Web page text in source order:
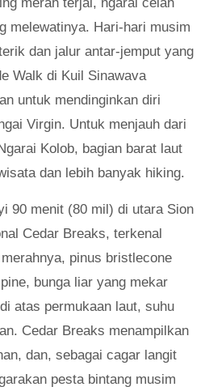
melewatinya. Hari-hari musim
dan jalur antar-jemput yang
Walk di Kuil Sinawava
untuk mendinginkan diri
Virgin. Untuk menjauh dari
Kolob, bagian barat laut
dan lebih banyak hiking.
90 menit (80 mil) di utara Sion
Cedar Breaks, terkenal
pinus bristlecone
bunga liar yang mekar
atas permukaan laut, suhu
Cedar Breaks menampilkan
dan, sebagai cagar langit
pesta bintang musim